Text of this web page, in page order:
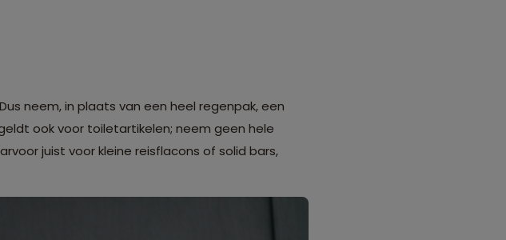
neem, in plaats van een heel regenpak, een
ook voor toiletartikelen; neem geen hele
juist voor kleine reisflacons of solid bars,